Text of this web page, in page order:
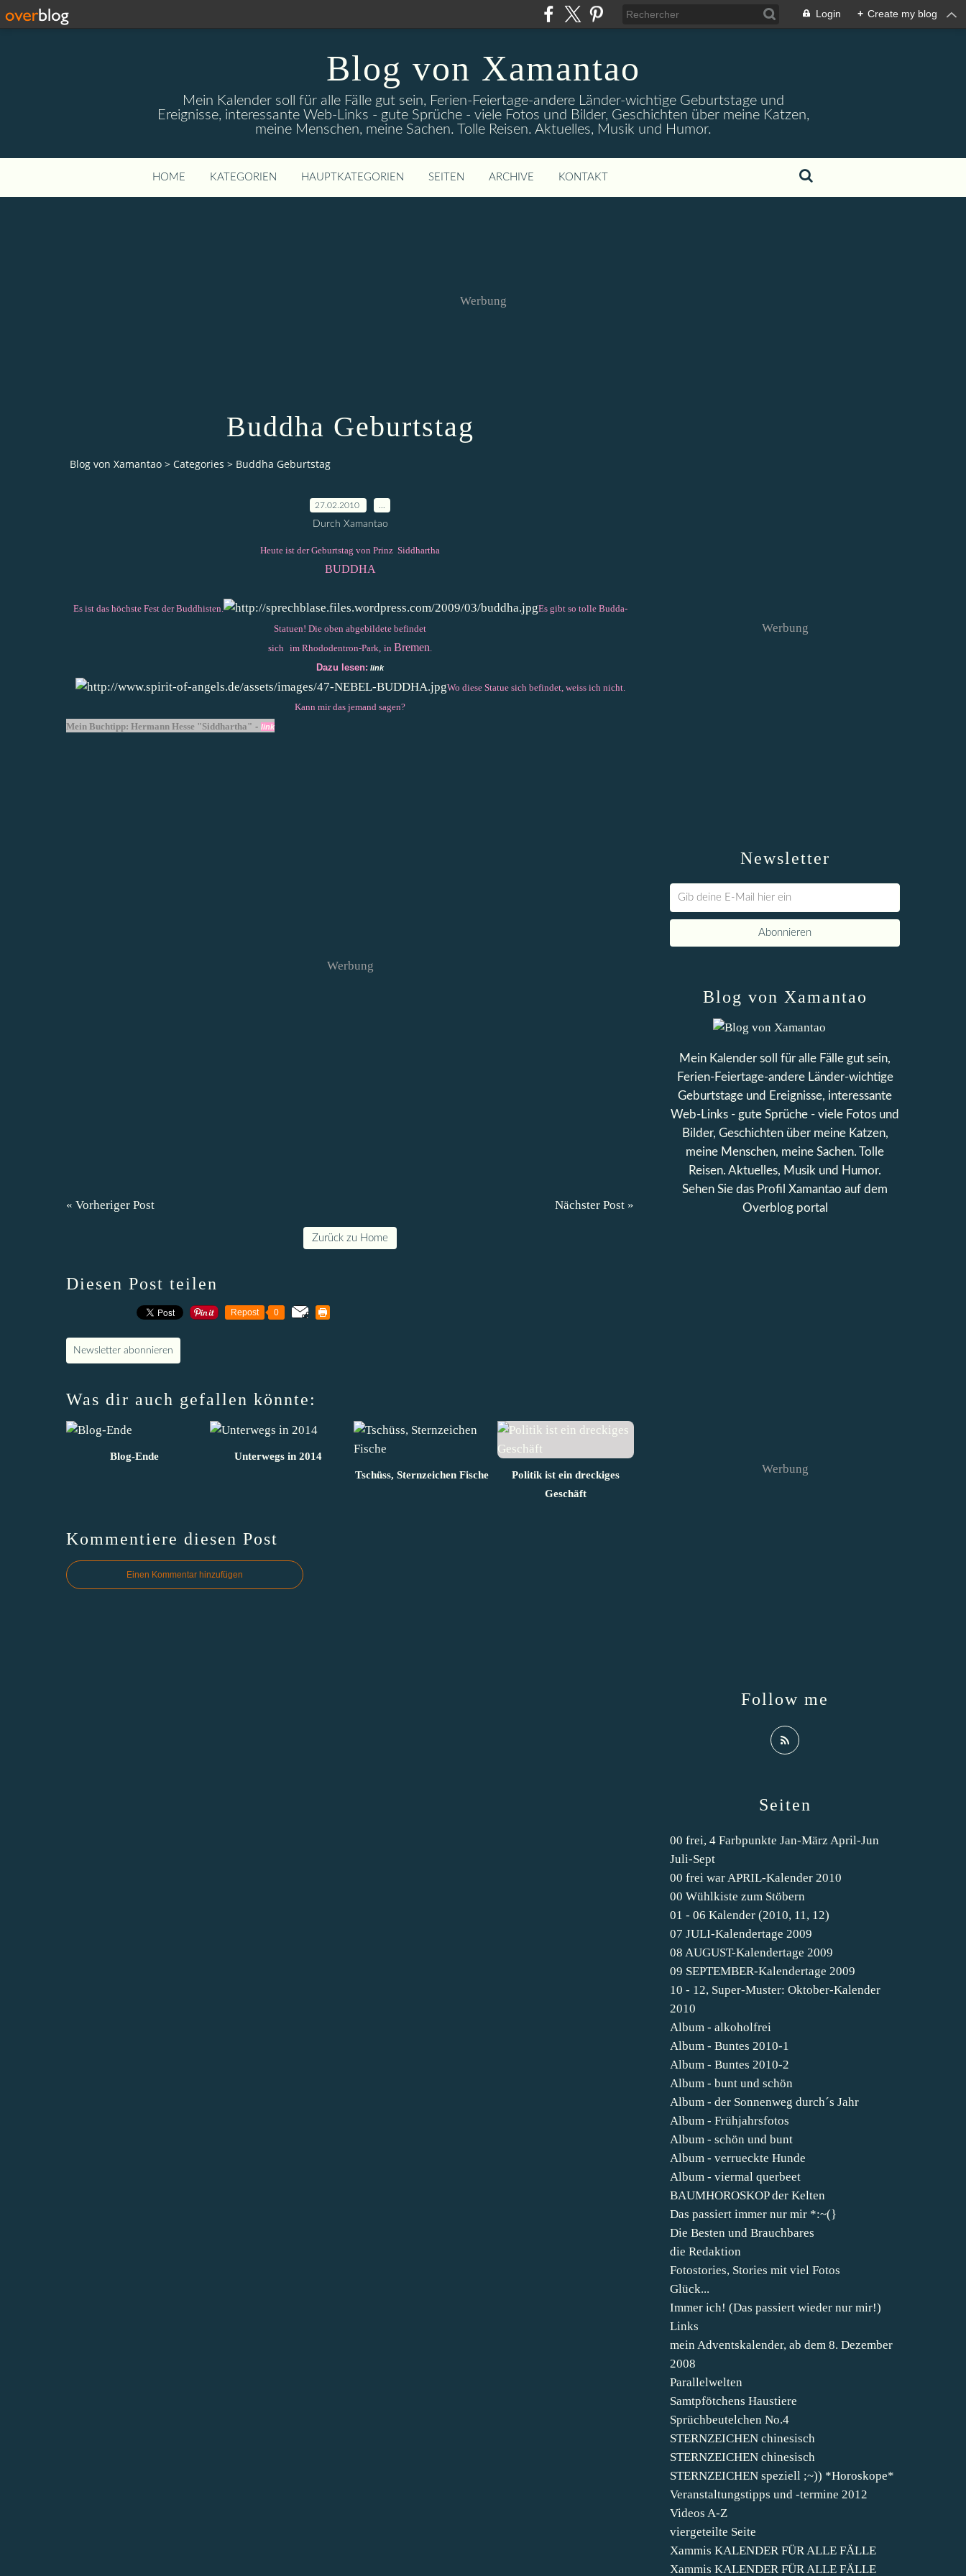
Login + Create my blog
Blog von Xamantao
Mein Kalender soll für alle Fälle gut sein, Ferien-Feiertage-andere Länder-wichtige Geburtstage und
Ereignisse, interessante Web-Links - gute Sprüche - viele Fotos und Bilder, Geschichten über meine Katzen,
meine Menschen, meine Sachen. Tolle Reisen. Aktuelles, Musik und Humor.
HOME KATEGORIEN HAUPTKATEGORIEN SEITEN ARCHIVE KONTAKT
Werbung
Buddha Geburtstag
Blog von Xamantao > Categories > Buddha Geburtstag
27.02.2010
Durch Xamantao
Heute ist der Geburtstag von Prinz Siddhartha
BUDDHA
Es ist das höchste Fest der Buddhisten.
Es gibt so tolle Budda-
Statuen! Die oben abgebildete befindet
sich im Rhododentron-Park, in Bremen
Dazu lesen: link
Wo diese Statue sich befindet, weiss ich nicht.
Kann mir das jemand sagen?
Mein Buchtipp: Hermann Hesse "Siddhartha" - link
Werbung
« Vorheriger Post Nächster Post »
Zurück zu Home
Diesen Post teilen
Repost 0
Newsletter abonnieren
Was dir auch gefallen könnte:
Blog-Ende
Unterwegs in 2014
Tschüss, Sternzeichen Fische
Politik ist ein dreckiges
Geschäft
Kommentiere diesen Post
Einen Kommentar hinzufügen
Newsletter
Werbung
Seiten
00 frei, 4 Farbpunkte Jan-März April-Jun
Juli-Sept
00 frei war APRIL-Kalender 2010
00 Wühlkiste zum Stöbern
01 - 06 Kalender (2010, 11, 12)
07 JULI-Kalendertage 2009
08 AUGUST-Kalendertage 2009
09 SEPTEMBER-Kalendertage 2009
10 - 12, Super-Muster: Oktober-Kalender
2010
Album - alkoholfrei
Album - Buntes 2010-1
Album - Buntes 2010-2
Album - bunt und schön
Album - der Sonnenweg durch´s Jahr
Album - Frühjahrsfotos
Album - schön und bunt
Album - verrueckte Hunde
Album - viermal querbeet
BAUMHOROSKOP der Kelten
Das passiert immer nur mir *:~(}
Die Besten und Brauchbares
die Redaktion
Fotostories, Stories mit viel Fotos
Glück...
Immer ich! (Das passiert wieder nur mir!)
Links
mein Adventskalender, ab dem 8. Dezember
2008
Parallelwelten
Samtpfötchens Haustiere
Sprüchbeutelchen No.4
STERNZEICHEN chinesisch
STERNZEICHEN chinesisch
STERNZEICHEN speziell ;~)) *Horoskope*
Veranstaltungstipps und -termine 2012
Videos A-Z
viergeteilte Seite
Xammis KALENDER FÜR ALLE FÄLLE
Xammis KALENDER FÜR ALLE FÄLLE
Blog von Xamantao
Mein Kalender soll für alle Fälle gut sein,
Ferien-Feiertage-andere Länder-wichtige
Geburtstage und Ereignisse, interessante
Web-Links - gute Sprüche - viele Fotos und
Bilder, Geschichten über meine Katzen,
meine Menschen, meine Sachen. Tolle
Reisen. Aktuelles, Musik und Humor.
Sehen Sie das Profil Xamantao auf dem
Overblog portal
Follow me
Werbung